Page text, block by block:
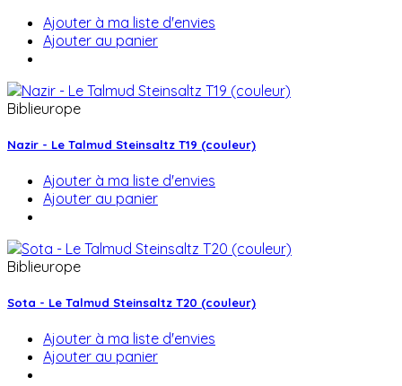
Ajouter à ma liste d'envies
Ajouter au panier
Biblieurope
Nazir - Le Talmud Steinsaltz T19 (couleur)
Ajouter à ma liste d'envies
Ajouter au panier
Biblieurope
Sota - Le Talmud Steinsaltz T20 (couleur)
Ajouter à ma liste d'envies
Ajouter au panier